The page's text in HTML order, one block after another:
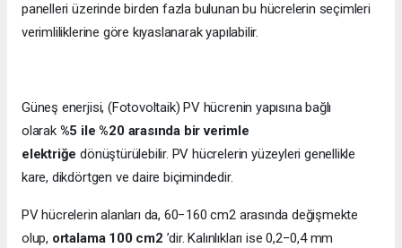
panelleri üzerinde birden fazla bulunan bu hücrelerin seçimleri
verimliliklerine göre kıyaslanarak yapılabilir.
Güneş enerjisi, (Fotovoltaik) PV hücrenin yapısına bağlı
olarak %5 ile %20 arasında bir verimle
elektriğedönüştürülebilir. PV hücrelerin yüzeyleri genellikle
kare, dikdörtgen ve daire biçimindedir.
PV hücrelerin alanları da, 60−160 cm2 arasında değişmekte
olup, ortalama 100 cm2 ’dir. Kalınlıkları ise 0,2−0,4 mm